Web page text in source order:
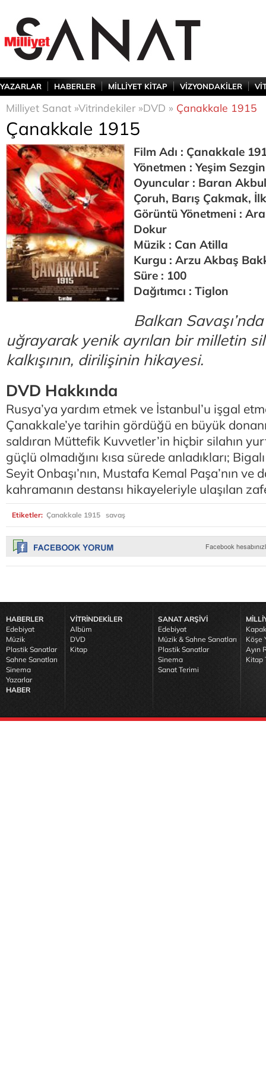
YAZARLAR HABERLER MİLLİYET KİTAP VİZYONDAKİLER
Milliyet Sanat »Vitrindekiler »DVD » Çanakkale 1915
Çanakkale 1915
Film Adı : Çanakkale
Yönetmen : Yeşim Sezgin
Oyuncular : Baran
Çoruh, Barış Çakmak,
Görüntü Yönetmeni :
Dokur
Müzik : Can Atilla
Kurgu : Arzu Akbaş
Süre : 100
Dağıtımcı : Tiglon
Balkan
uğrayarak yenik ayrılan bir milletin
kalkışının, dirilişinin hikayesi.
DVD Hakkında
Rusya’ya yardım etmek ve İstanbul’u işgal
Çanakkale’ye tarihin gördüğü en büyük
saldıran Müttefik Kuvvetler’in hiçbir silahın
güçlü olmadığını kısa sürede anladıkları;
Seyit Onbaşı’nın, Mustafa Kemal Paşa’nın ve
kahramanın destansı hikayeleriyle ulaşılan
Etiketler: Çanakkale 1915 savaş
HABERLER
Edebiyat
Müzik
Plastik Sanatlar
Sahne Sanatları
Sinema
Yazarlar
HABER
VİTRİNDEKİLER
Albüm
DVD
Kitap
SANAT ARŞİVİ
Edebiyat
Müzik & Sahne Sanatları
Plastik Sanatlar
Sinema
Sanat Terimi
Köşe
Ayın
Kitap